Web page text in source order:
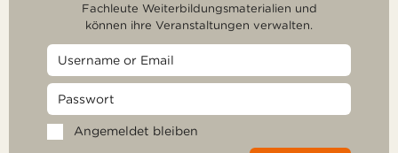
Fachleute Weiterbildungsmaterialien und
können ihre Veranstaltungen verwalten.
Angemeldet bleiben